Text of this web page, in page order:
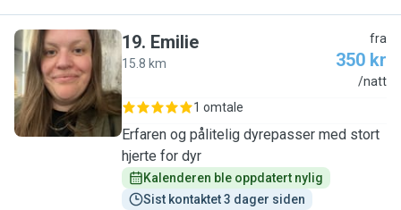
E
19. Emilie
15.8 km
fra
350 kr
/natt
1 omtale
Erfaren og pålitelig dyrepasser med stort
hjerte for dyr
Kalenderen ble oppdatert nylig
Sist kontaktet 3 dager siden